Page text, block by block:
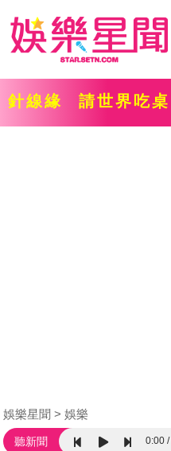
針線緣 請世界吃桌
娛樂星聞 娛樂
聽新聞 0:00